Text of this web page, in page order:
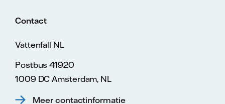
Contact
Vattenfall NL
Postbus 41920
1009 DC Amsterdam, NL
Meer contactinformatie